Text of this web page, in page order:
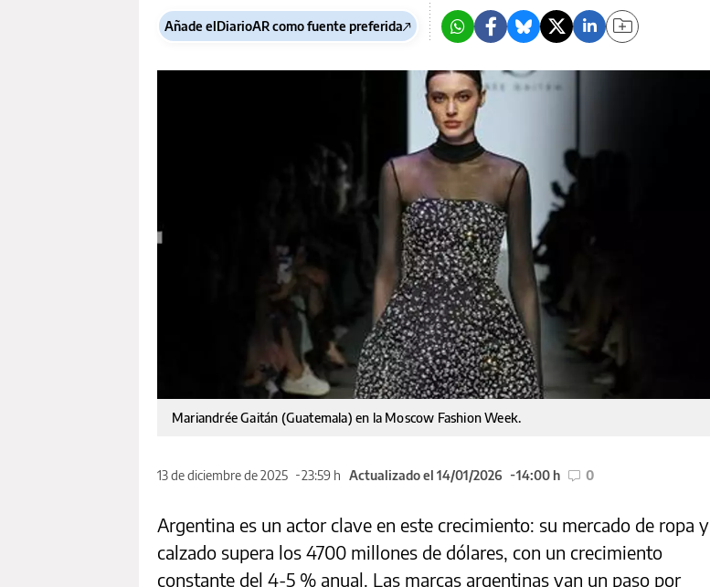
Añade elDiarioAR como fuente preferida
Mariandrée Gaitán (Guatemala) en la Moscow Fashion Week.
13 de diciembre de 2025 23:59 h Actualizado el 14/01/2026 14:00 h 0
Argentina es un actor clave en este crecimiento: su mercado de ropa y
calzado supera los 4700 millones de dólares, con un crecimiento
constante del 4-5 % anual. Las marcas argentinas van un paso por